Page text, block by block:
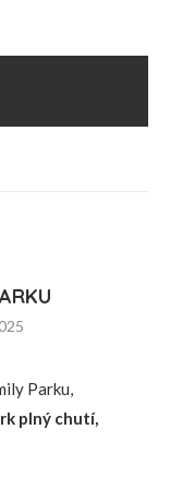
SKALICE!NAŠE SERVALY
Parku,
plný chutí,